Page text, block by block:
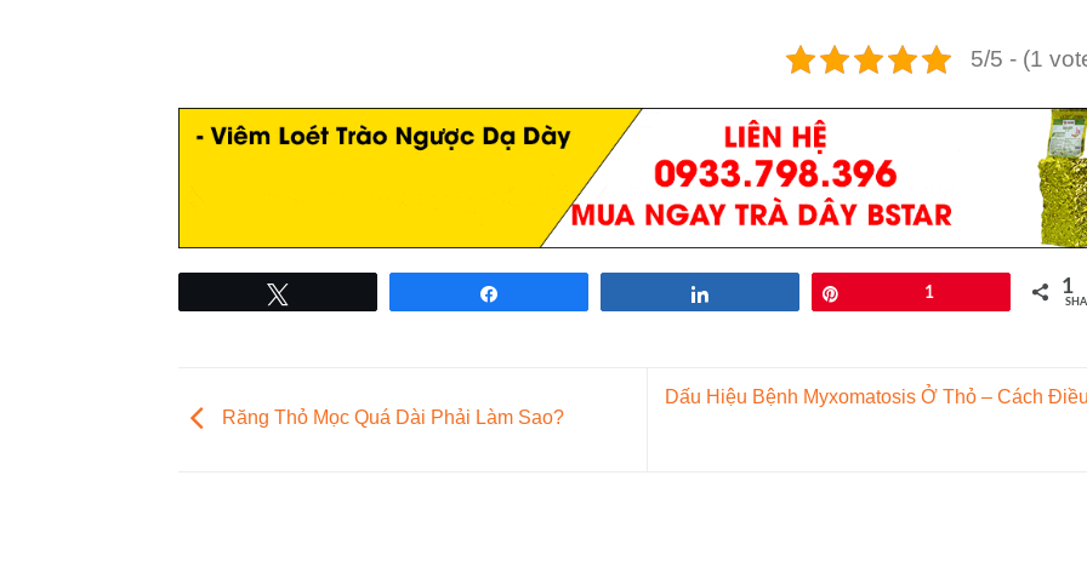
5/5 - (1
1 1
Răng Thỏ Mọc Quá Dài Phải Làm Sao?
Dấu Hiệu Bệnh Myxomatosis Ở Thỏ – Cách